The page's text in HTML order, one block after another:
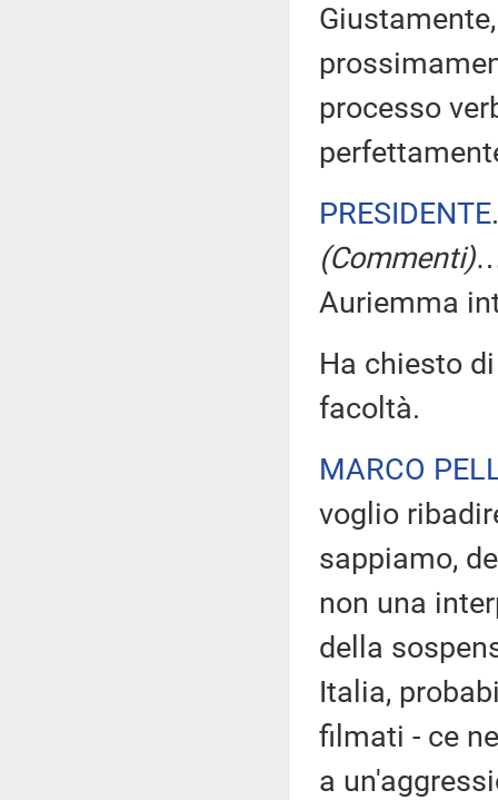
processo
PRESIDENTE
(Commenti)…
Auriemma
Ha chiesto
facoltà.
MARCO
voglio
sappiamo,
non una
della
Italia,
filmati - ce
a